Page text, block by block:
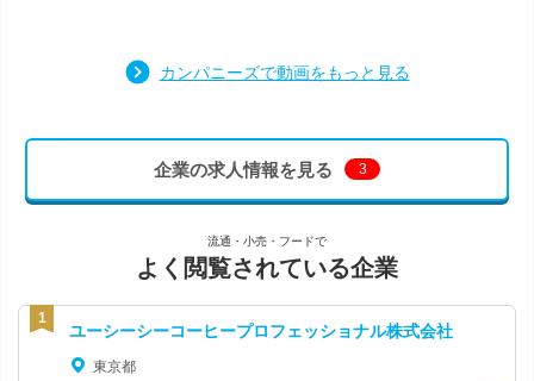
カンパニーズで動画をもっと見る
企業の求人情報を見る 3
流通・小売・フードで
よく閲覧されている企業
ユーシーシーコーヒープロフェッショナル株式会社
東京都